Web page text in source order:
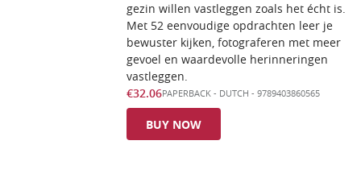
gezin willen vastleggen zoals het écht is.
Met 52 eenvoudige opdrachten leer je
bewuster kijken, fotograferen met meer
gevoel en waardevolle herinneringen
vastleggen.
€32.06PAPERBACK - DUTCH - 9789403860565
BUY NOW